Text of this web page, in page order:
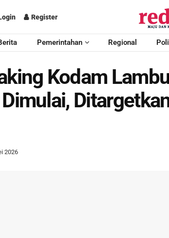
Register
Pemerintahan Regional
Kodam
2026